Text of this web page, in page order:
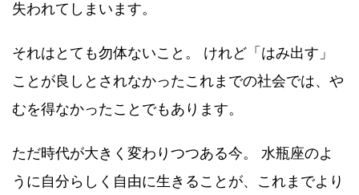
失われてしまいます。
それはとても勿体ないこと。 けれど「はみ出す」
ことが良しとされなかったこれまでの社会では、や
むを得なかったことでもあります。
ただ時代が大きく変わりつつある今。 水瓶座のよ
うに自分らしく自由に生きることが、これまでより